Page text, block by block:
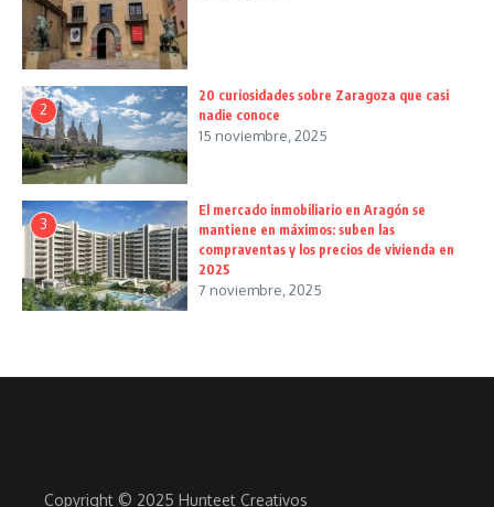
2
20 curiosidades sobre Zaragoza que casi
nadie conoce
15 noviembre, 2025
3
El mercado inmobiliario en Aragón se
mantiene en máximos: suben las
compraventas y los precios de vivienda en
2025
7 noviembre, 2025
Copyright © 2025 Hunteet Creativos